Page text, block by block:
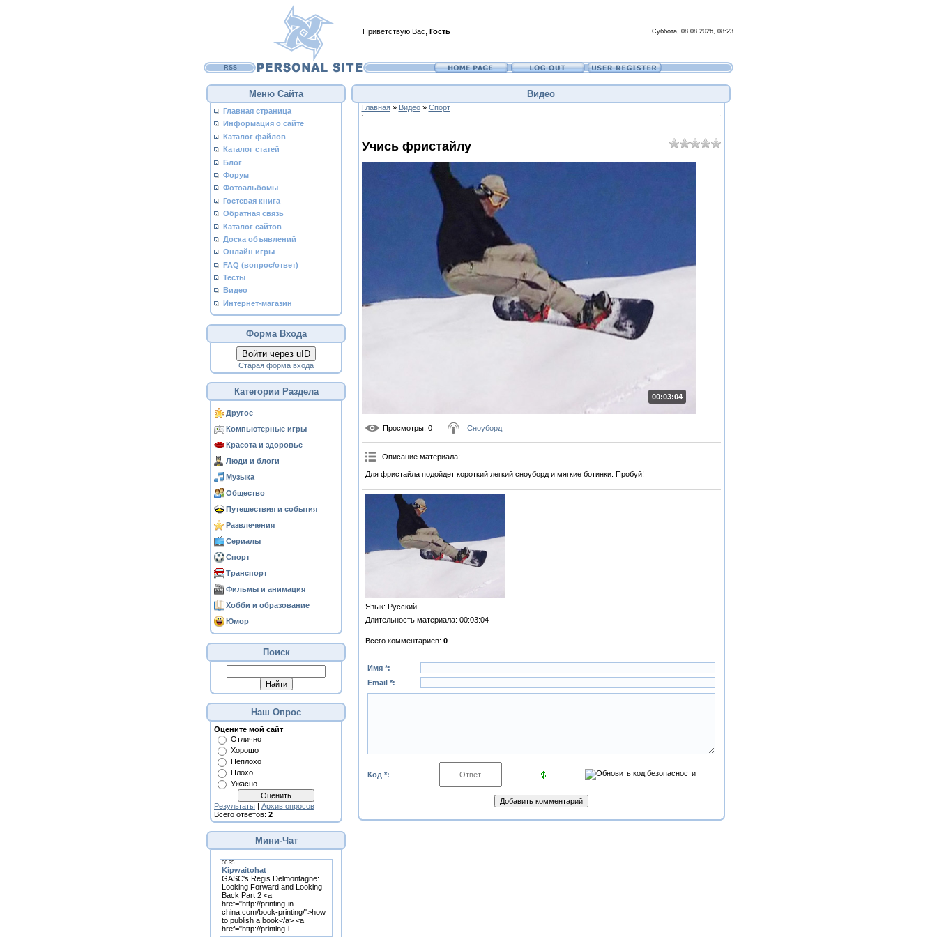
Приветствую Вас Гость Суббота, 08.08.2026, 08:23
RSS
Меню Сайта
Главная страница
Информация о сайте
Каталог файлов
Каталог статей
Блог
Форум
Фотоальбомы
Гостевая книга
Обратная связь
Каталог сайтов
Доска объявлений
Онлайн игры
FAQ (вопрос/ответ)
Тесты
Видео
Интернет-магазин
Форма Входа
Войти через uID
Старая форма входа
Категории Раздела
Другое
Компьютерные игры
Красота и здоровье
Люди и блоги
Музыка
Общество
Путешествия и события
Развлечения
Сериалы
Спорт
Транспорт
Фильмы и анимация
Хобби и образование
Юмор
Поиск
Наш Опрос
Оцените мой сайт
Отлично
Хорошо
Неплохо
Плохо
Ужасно
Результаты | Архив опросов
Всего ответов: 2
Мини-Чат
Видео
Главная» Видео» Спорт
Учись фристайлу
00:03:04
Просмотры: 0 Сноуборд
Описание материала:
Для фристайла подойдет короткий легкий сноуборд и мягкие ботинки. Пробуй!
Язык: Русский
Длительность материала: 00:03:04
Всего комментариев: 0
Имя *:
Email *:
Код *: